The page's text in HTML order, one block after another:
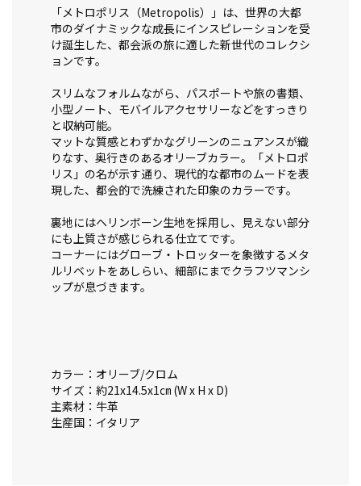
「メトロポリス（Metropolis）」は、世界の大都
市のダイナミックな成長にインスピレーションを受
け誕生した、都会派の旅に適した新世代のコレクシ
ョンです。
スリムなフォルムながら、パスポートや旅の書類、
小型ノート、モバイルアクセサリーなどをすっきり
と収納可能。
マットな質感とわずかなグリーンのニュアンスが織
りなす、奥行きのあるオリーブカラー。「メトロポ
リス」の名が示す通り、現代的な都市のムードを表
現した、都会的で洗練された印象のカラーです。
裏地にはヘリンボーン生地を採用し、見えない部分
にも上質さが感じられる仕立てです。
コーナーにはグローブ・トロッターを象徴するメタ
ルリベットをあしらい、細部にまでクラフツマンシ
ップが息づきます。
カラー：オリーブ/クロム
サイズ：約21x14.5x1㎝ (W x H x D)
主素材：牛革
生産国：イタリア